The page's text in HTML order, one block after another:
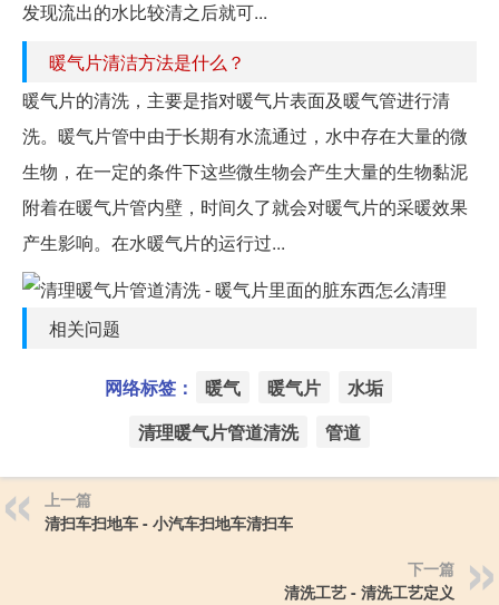
发现流出的水比较清之后就可...
暖气片清洁方法是什么？
暖气片的清洗，主要是指对暖气片表面及暖气管进行清
洗。暖气片管中由于长期有水流通过，水中存在大量的微
生物，在一定的条件下这些微生物会产生大量的生物黏泥
附着在暖气片管内壁，时间久了就会对暖气片的采暖效果
产生影响。在水暖气片的运行过...
相关问题
网络标签： 暖气 暖气片
水垢
清理暖气片管道清洗
管道
上一篇
清扫车扫地车 - 小汽车扫地车清扫车
下一篇
清洗工艺 - 清洗工艺定义